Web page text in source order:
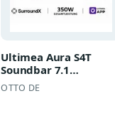
Ultimea Aura S4T
Soundbar 7.1
Soundsystem
Surround Soundbar
OTTO DE